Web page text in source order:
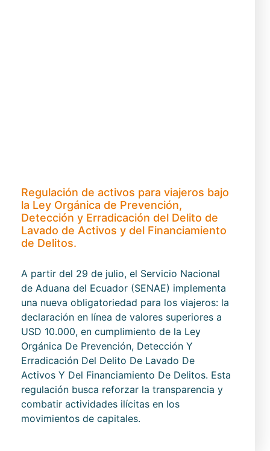
Regulación de activos para viajeros bajo
la Ley Orgánica de Prevención,
Detección y Erradicación del Delito de
Lavado de Activos y del Financiamiento
de Delitos.
A partir del 29 de julio, el Servicio Nacional
de Aduana del Ecuador (SENAE) implementa
una nueva obligatoriedad para los viajeros: la
declaración en línea de valores superiores a
USD 10.000, en cumplimiento de la Ley
Orgánica De Prevención, Detección Y
Erradicación Del Delito De Lavado De
Activos Y Del Financiamiento De Delitos. Esta
regulación busca reforzar la transparencia y
combatir actividades ilícitas en los
movimientos de capitales.